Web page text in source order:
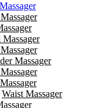
Massager
Massager
Massager
Waist Massager